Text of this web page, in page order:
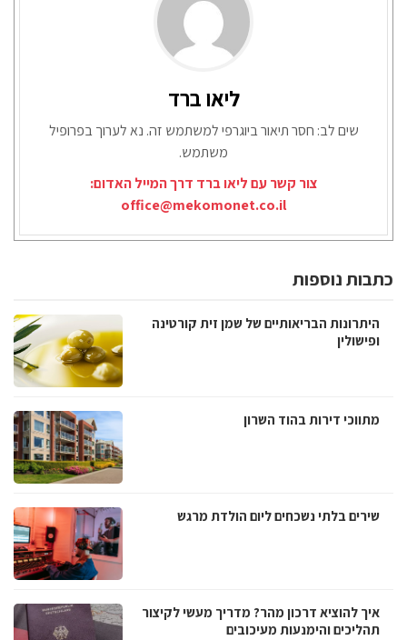
ליאו ברד
שים לב: חסר תיאור ביוגרפי למשתמש זה. נא לערוך בפרופיל
משתמש.
צור קשר עם ליאו ברד דרך המייל האדום:
office@mekomonet.co.il
כתבות נוספות
היתרונות הבריאותיים של שמן זית קורטינה
ופישולין
מתווכי דירות בהוד השרון
שירים בלתי נשכחים ליום הולדת מרגש
איך להוציא דרכון מהר? מדריך מעשי לקיצור
תהליכים והימנעות מעיכובים